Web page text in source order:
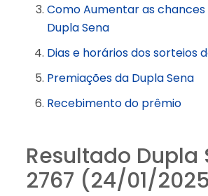
Como Aumentar as
Dupla Sena
Dias e horários dos sorteios
Premiações da Dupla Sena
Recebimento do prêmio
Resultado Dupla
2767 (24/01/